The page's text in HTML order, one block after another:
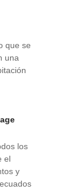
que se
una
los
el
y